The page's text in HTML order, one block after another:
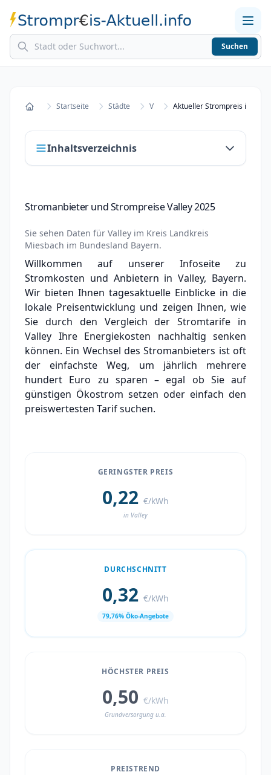
Home
Stromkosten berechnen
Suchen
StartseiteStartseite Städte V Aktueller Strompreis in
Inhaltsverzeichnis
Strompreisvergleich Valley 2025
Grundversorger Valley
Experten-Analyse: Strommarkt in Valley
Aktueller Strompreis in Valley
Stromanbieter in der Nähe von Valley
Stromanbieter und Strompreise Valley 2025
Sie sehen Daten für Valley im Kreis Landkreis
Miesbach im Bundesland Bayern.
Willkommen auf unserer Infoseite zu
Stromkosten und Anbietern in Valley, Bayern.
Wir bieten Ihnen tagesaktuelle Einblicke in die
lokale Preisentwicklung und zeigen Ihnen, wie
Sie durch den Vergleich der Stromtarife in
Valley Ihre Energiekosten nachhaltig senken
können. Ein Wechsel des Stromanbieters ist oft
der einfachste Weg, um jährlich mehrere
hundert Euro zu sparen – egal ob Sie auf
günstigen Ökostrom setzen oder einfach den
preiswertesten Tarif suchen.
GERINGSTER PREIS
0,22 €/kWh
in Valley
DURCHSCHNITT
0,32 €/kWh
79,76% Öko-Angebote
HÖCHSTER PREIS
0,50 €/kWh
Grundversorgung u.a.
PREISTREND